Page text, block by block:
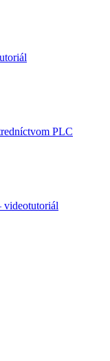
PLC
videotutoriál